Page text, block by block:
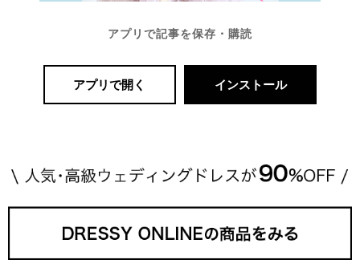
アプリで記事を保存・購読
アプリで開く インストール